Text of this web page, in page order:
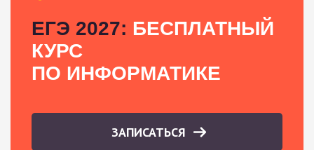
ЕГЭ 2027: БЕСПЛАТНЫЙ
КУРС
ПО ИНФОРМАТИКЕ
ЗАПИСАТЬСЯ